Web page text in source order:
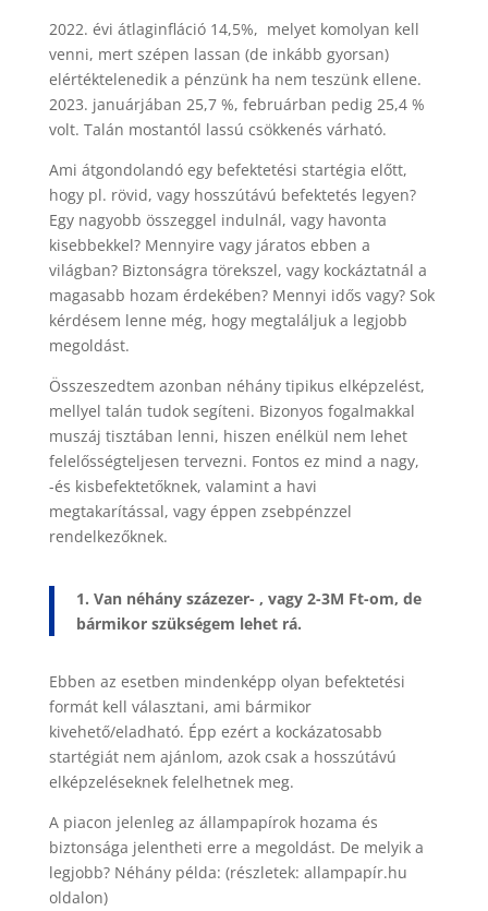
2022. évi átlaginfláció 14,5%, melyet komolyan kell
venni, mert szépen lassan (de inkább gyorsan)
elértéktelenedik a pénzünk ha nem teszünk ellene.
2023. januárjában 25,7 %, februárban pedig 25,4 %
volt. Talán mostantól lassú csökkenés várható.
Ami átgondolandó egy befektetési startégia előtt,
hogy pl. rövid, vagy hosszútávú befektetés legyen?
Egy nagyobb összeggel indulnál, vagy havonta
kisebbekkel? Mennyire vagy járatos ebben a
világban? Biztonságra törekszel, vagy kockáztatnál a
magasabb hozam érdekében? Mennyi idős vagy? Sok
kérdésem lenne még, hogy megtaláljuk a legjobb
megoldást.
Összeszedtem azonban néhány tipikus elképzelést,
mellyel talán tudok segíteni. Bizonyos fogalmakkal
muszáj tisztában lenni, hiszen enélkül nem lehet
felelősségteljesen tervezni. Fontos ez mind a nagy,
-és kisbefektetőknek, valamint a havi
megtakarítással, vagy éppen zsebpénzzel
rendelkezőknek.
1. Van néhány százezer- , vagy 2-3M Ft-om, de
bármikor szükségem lehet rá.
Ebben az esetben mindenképp olyan befektetési
formát kell választani, ami bármikor
kivehető/eladható. Épp ezért a kockázatosabb
startégiát nem ajánlom, azok csak a hosszútávú
elképzeléseknek felelhetnek meg.
A piacon jelenleg az állampapírok hozama és
biztonsága jelentheti erre a megoldást. De melyik a
legjobb? Néhány példa: (részletek: allampapír.hu
oldalon)